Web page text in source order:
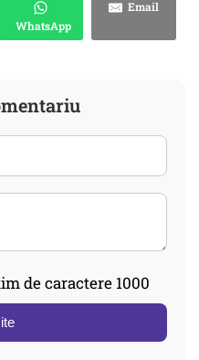
WhatsApp
Email
de caractere 1000